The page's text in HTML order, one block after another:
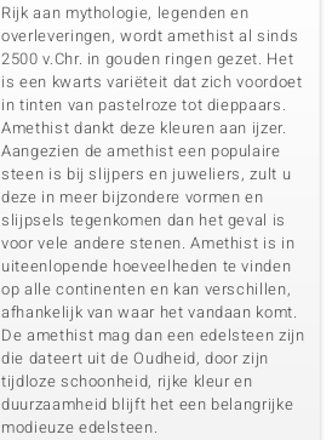
Rijk aan mythologie, legenden en
overleveringen, wordt amethist al sinds
2500 v.Chr. in gouden ringen gezet. Het
is een kwarts variëteit dat zich voordoet
in tinten van pastelroze tot dieppaars.
Amethist dankt deze kleuren aan ijzer.
Aangezien de amethist een populaire
steen is bij slijpers en juweliers, zult u
deze in meer bijzondere vormen en
slijpsels tegenkomen dan het geval is
voor vele andere stenen. Amethist is in
uiteenlopende hoeveelheden te vinden
op alle continenten en kan verschillen,
afhankelijk van waar het vandaan komt.
De amethist mag dan een edelsteen zijn
die dateert uit de Oudheid, door zijn
tijdloze schoonheid, rijke kleur en
duurzaamheid blijft het een belangrijke
modieuze edelsteen.